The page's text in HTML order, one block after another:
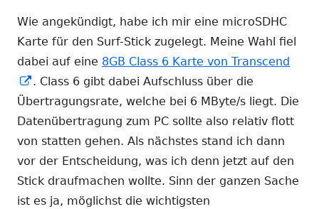
Wie angekündigt, habe ich mir eine microSDHC
Karte für den Surf-Stick zugelegt. Meine Wahl fiel
dabei auf eine 8GB Class 6 Karte von Transcend
In
neuem
Fenster
öffnen
. Class 6 gibt dabei Aufschluss über die
Übertragungsrate, welche bei 6 MByte/s liegt. Die
Datenübertragung zum PC sollte also relativ flott
von statten gehen. Als nächstes stand ich dann
vor der Entscheidung, was ich denn jetzt auf den
Stick draufmachen wollte. Sinn der ganzen Sache
ist es ja, möglichst die wichtigsten